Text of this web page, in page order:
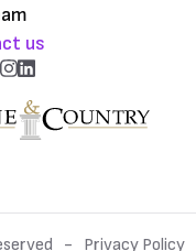
us
Privacy Policy